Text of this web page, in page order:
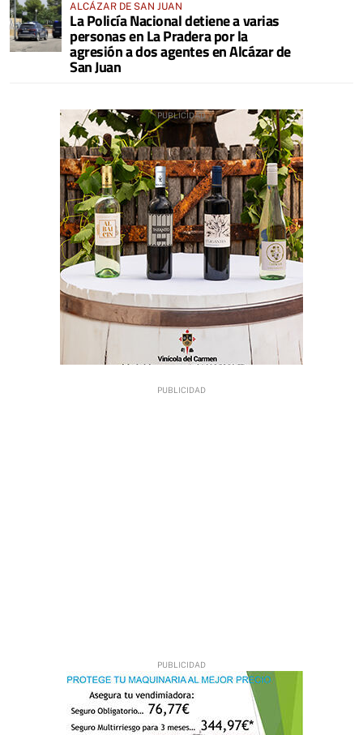
ALCÁZAR DE SAN JUAN
La Policía Nacional detiene a varias
personas en La Pradera por la
agresión a dos agentes en Alcázar de
San Juan